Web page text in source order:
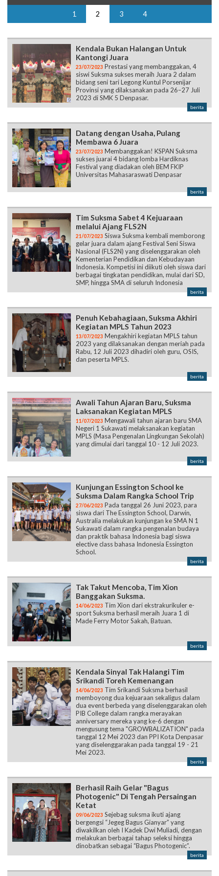
1 2 3 4
Kendala Bukan Halangan Untuk
Kantongi Juara
23/07/2023 Prestasi yang membanggakan, 4
siswi Suksma sukses meraih Juara 2 dalam
bidang seni tari Legong Kuntul Porsenijar
Provinsi yang dilaksanakan pada 26–27 Juli
2023 di SMK 5 Denpasar.
berita
Datang dengan Usaha, Pulang
Membawa 6 Juara
23/07/2023 Membanggakan! KSPAN Suksma
sukses juarai 4 bidang lomba Hardiknas
Festival yang diadakan oleh BEM FKIP
Universitas Mahasaraswati Denpasar
berita
Tim Suksma Sabet 4 Kejuaraan
melalui Ajang FLS2N
21/07/2023 Siswa Suksma kembali memborong
gelar juara dalam ajang Festival Seni Siswa
Nasional (FLS2N) yang diselenggarakan oleh
Kementerian Pendidikan dan Kebudayaan
Indonesia. Kompetisi ini diikuti oleh siswa dari
berbagai tingkatan pendidikan, mulai dari SD,
SMP, hingga SMA di seluruh Indonesia
berita
Penuh Kebahagiaan, Suksma Akhiri
Kegiatan MPLS Tahun 2023
13/07/2023 Mengakhiri kegiatan MPLS tahun
2023 yang dilaksanakan dengan meriah pada
Rabu, 12 Juli 2023 dihadiri oleh guru, OSIS,
dan peserta MPLS.
berita
Awali Tahun Ajaran Baru, Suksma
Laksanakan Kegiatan MPLS
11/07/2023 Mengawali tahun ajaran baru SMA
Negeri 1 Sukawati melaksanakan kegiatan
MPLS (Masa Pengenalan Lingkungan Sekolah)
yang dimulai dari tanggal 10 - 12 Juli 2023.
berita
Kunjungan Essington School ke
Suksma Dalam Rangka School Trip
27/06/2023 Pada tanggal 26 Juni 2023, para
siswa dari The Essington School, Darwin,
Australia melakukan kunjungan ke SMA N 1
Sukawati dalam rangka pengenalan budaya
dan praktik bahasa Indonesia bagi siswa
elective class bahasa Indonesia Essington
School.
berita
Tak Takut Mencoba, Tim Xion
Banggakan Suksma.
14/06/2023 Tim Xion dari ekstrakurikuler e-
sport Suksma berhasil meraih Juara 1 di
Made Ferry Motor Sakah, Batuan.
berita
Kendala Sinyal Tak Halangi Tim
Srikandi Toreh Kemenangan
14/06/2023 Tim Srikandi Suksma berhasil
memboyong dua kejuaraan sekaligus dalam
dua event berbeda yang diselenggarakan oleh
PIB College dalam rangka merayakan
anniversary mereka yang ke-6 dengan
mengusung tema "GROWBALIZATION" pada
tanggal 12 Mei 2023 dan PPI Kota Denpasar
yang diselenggarakan pada tanggal 19 - 21
Mei 2023.
berita
Berhasil Raih Gelar "Bagus
Photogenic" Di Tengah Persaingan
Ketat
09/06/2023 Sejebag suksma ikuti ajang
bergengsi “Jegeg Bagus Gianyar” yang
diwakilkan oleh I Kadek Dwi Muliadi, dengan
melakukan berbagai tahap seleksi hingga
dinobatkan sebagai “Bagus Photogenic”.
berita